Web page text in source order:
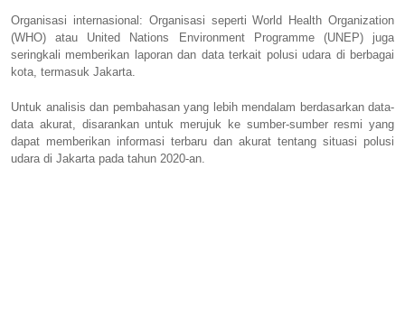
Organisasi internasional: Organisasi seperti World Health Organization
(WHO) atau United Nations Environment Programme (UNEP) juga
seringkali memberikan laporan dan data terkait polusi udara di berbagai
kota, termasuk Jakarta.
Untuk analisis dan pembahasan yang lebih mendalam berdasarkan data-
data akurat, disarankan untuk merujuk ke sumber-sumber resmi yang
dapat memberikan informasi terbaru dan akurat tentang situasi polusi
udara di Jakarta pada tahun 2020-an.